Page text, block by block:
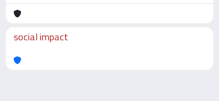
social impact